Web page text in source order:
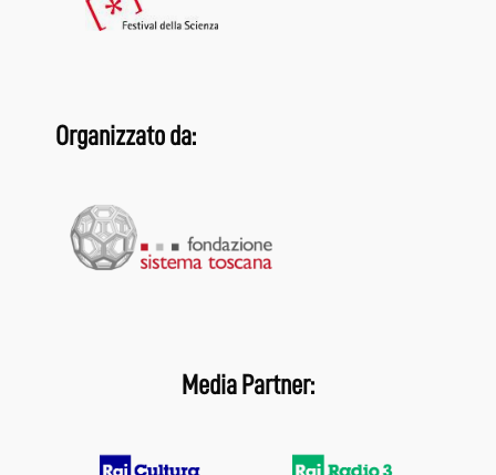
Organizzato da:
Media Partner: